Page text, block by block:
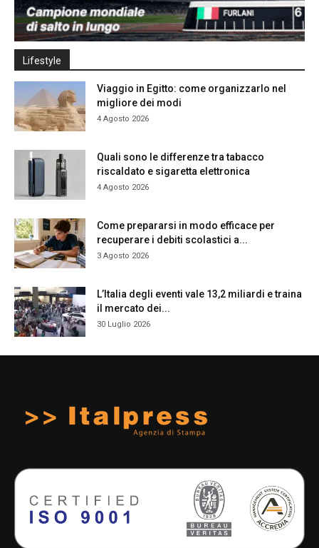
Lifestyle
Viaggio in Egitto: come organizzarlo nel
migliore dei modi
4 Agosto 2026
Quali sono le differenze tra tabacco
riscaldato e sigaretta elettronica
4 Agosto 2026
Come prepararsi in modo efficace per
recuperare i debiti scolastici a...
3 Agosto 2026
L’Italia degli eventi vale 13,2 miliardi e traina
il mercato dei...
30 Luglio 2026